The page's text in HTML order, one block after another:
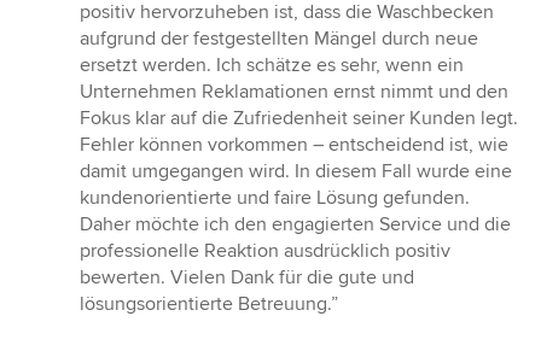
positiv hervorzuheben ist, dass die Waschbecken
aufgrund der festgestellten Mängel durch neue
ersetzt werden. Ich schätze es sehr, wenn ein
Unternehmen Reklamationen ernst nimmt und den
Fokus klar auf die Zufriedenheit seiner Kunden legt.
Fehler können vorkommen – entscheidend ist, wie
damit umgegangen wird. In diesem Fall wurde eine
kundenorientierte und faire Lösung gefunden.
Daher möchte ich den engagierten Service und die
professionelle Reaktion ausdrücklich positiv
bewerten. Vielen Dank für die gute und
lösungsorientierte Betreuung.”